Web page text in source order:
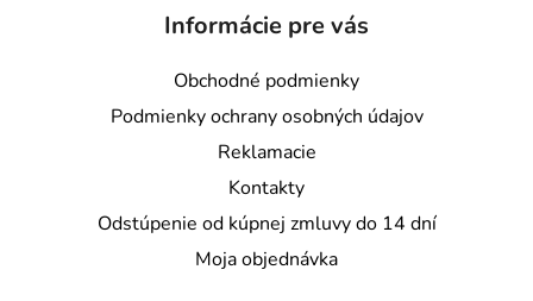
Informácie pre vás
Obchodné podmienky
Podmienky ochrany osobných údajov
Reklamacie
Kontakty
Odstúpenie od kúpnej zmluvy do 14 dní
Moja objednávka